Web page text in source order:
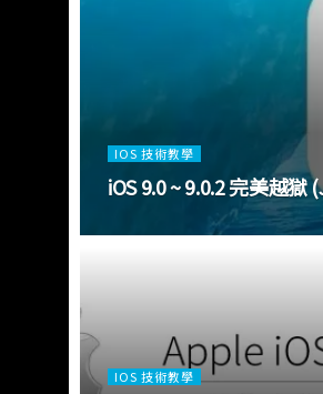
IOS 技術教學
iOS 9.0 ~ 9.0.2 完美越
IOS 技術教學